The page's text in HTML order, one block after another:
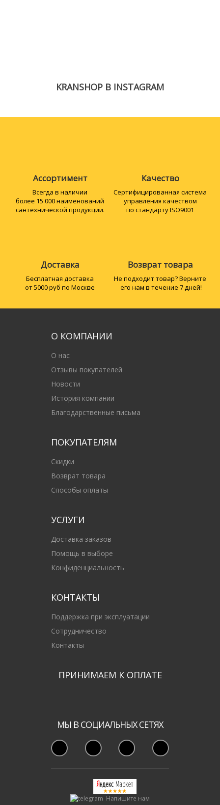
KRANSHOP В INSTAGRAM
Ассортимент
Всегда в наличии
более 15 000 наименований
сантехнической продукции.
Качество
Сертифициро­ванная система
управления качеством
по стандарту ISO9001
Доставка
Бесплатная доставка
от 5000 руб по Москве
Возврат товара
Не подходит товар? Верните
его нам в течение 7 дней!
О КОМПАНИИ
О нас
Отзывы покупателей
Новости
История компании
Благодарственные письма
ПОКУПАТЕЛЯМ
Скидки
Возврат товара
Способы оплаты
УСЛУГИ
Доставка заказов
Помощь в выборе
Конфиденциальность
КОНТАКТЫ
Поддержка при эксплуатации
Сотрудничество
Контакты
ПРИНИМАЕМ К ОПЛАТЕ
МЫ В СОЦИАЛЬНЫХ СЕТЯХ
Напишите нам